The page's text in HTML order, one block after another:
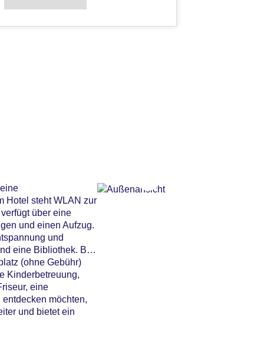
Hotel steht WLAN zur
über eine
und einen Aufzug.
und
eine Bibliothek. Bei
(ohne Gebühr)
Kinderbetreuung,
eine
möchten,
und bietet ein